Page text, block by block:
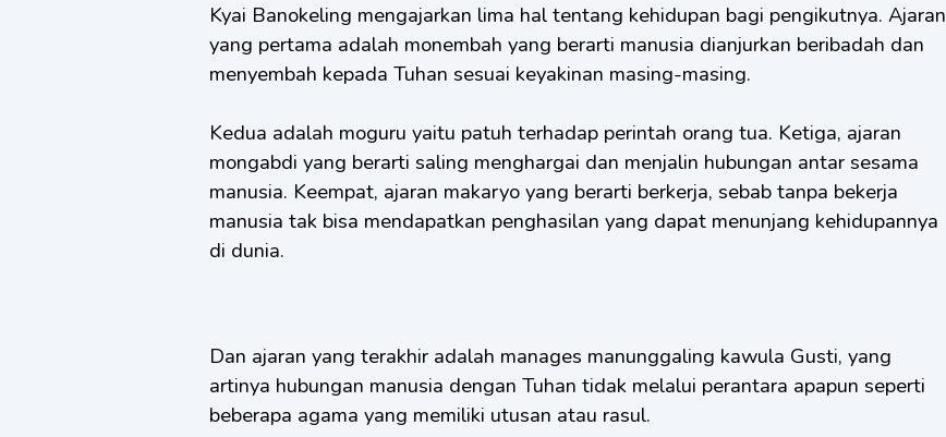
Kyai Banokeling mengajarkan lima hal tentang kehidupan bagi pengikutnya. Ajaran
yang pertama adalah monembah yang berarti manusia dianjurkan beribadah dan
menyembah kepada Tuhan sesuai keyakinan masing-masing.
Kedua adalah moguru yaitu patuh terhadap perintah orang tua. Ketiga, ajaran
mongabdi yang berarti saling menghargai dan menjalin hubungan antar sesama
manusia. Keempat, ajaran makaryo yang berarti berkerja, sebab tanpa bekerja
manusia tak bisa mendapatkan penghasilan yang dapat menunjang kehidupannya
di dunia.
Dan ajaran yang terakhir adalah manages manunggaling kawula Gusti, yang
artinya hubungan manusia dengan Tuhan tidak melalui perantara apapun seperti
beberapa agama yang memiliki utusan atau rasul.